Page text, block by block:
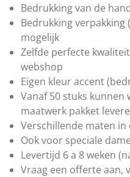
Bedrukking van de
Bedrukking
mogelijk
Zelfde perfecte
webshop
Eigen kleur accent
Vanaf 50 stuks kunnen
maatwerk pakket
Verschillende maten in
Ook voor speciale
Levertijd 6 a 8 weken
Vraag een offerte aan,